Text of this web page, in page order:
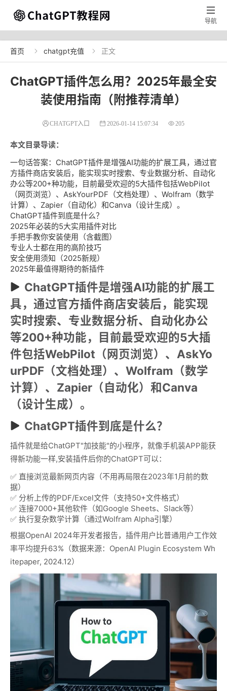

导航
首页  chatgpt充值  正文
ChatGPT插件怎么用？2025年最全安
装使用指南（附推荐清单）
CHATGPT入口 2026-01-14 15:07:34 205
本文目录导读：
一句话答案：ChatGPT插件是增强AI功能的扩展工具，通过官
方插件商店安装后，能实现实时搜索、专业数据分析、自动化
办公等200+种功能，目前最受欢迎的5大插件包括WebPilot
（网页浏览）、AskYourPDF（文档处理）、Wolfram（数学
计算）、Zapier（自动化）和Canva（设计生成）。
ChatGPT插件到底是什么？
2025年必装的5大实用插件对比
手把手教你安装使用（含截图）
专业人士都在用的高阶技巧
安全使用须知（2025新规）
2025年最值得期待的新插件
ChatGPT插件是增强AI功能的扩展工
具，通过官方插件商店安装后，能实现
实时搜索、专业数据分析、自动化办公
等200+种功能，目前最受欢迎的5大插
件包括WebPilot（网页浏览）、AskYo
urPDF（文档处理）、Wolfram（数学
计算）、Zapier（自动化）和Canva
（设计生成）。
ChatGPT插件到底是什么？
插件就是给ChatGPT"加技能"的小程序，就像手机装APP能获
得新功能一样,安装插件后你的ChatGPT可以：
✅ 直接浏览最新网页内容（不用再局限在2023年1月前的数
据）
✅ 分析上传的PDF/Excel文件（支持50+文件格式）
✅ 连接7000+其他软件（如Google Sheets、Slack等）
✅ 执行复杂数学计算（通过Wolfram Alpha引擎）
根据OpenAI 2024年开发者报告，插件用户比普通用户工作效
率平均提升63%（数据来源：OpenAI Plugin Ecosystem Wh
itepaper, 2024.12）